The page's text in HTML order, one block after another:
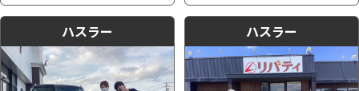
ハスラー ハスラー